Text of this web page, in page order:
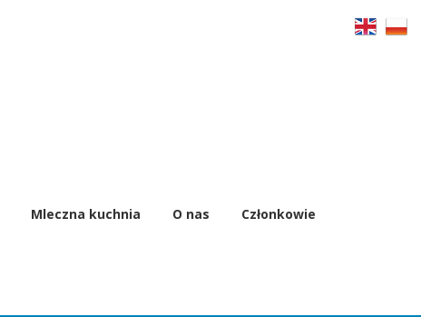
Mleczna kuchnia O nas Członkowie